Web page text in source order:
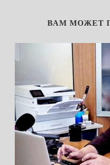
ВАМ МОЖЕТ